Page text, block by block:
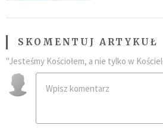
SKOMENTUJ ARTYKUŁ
"Jesteśmy Kościołem, a nie tylko w